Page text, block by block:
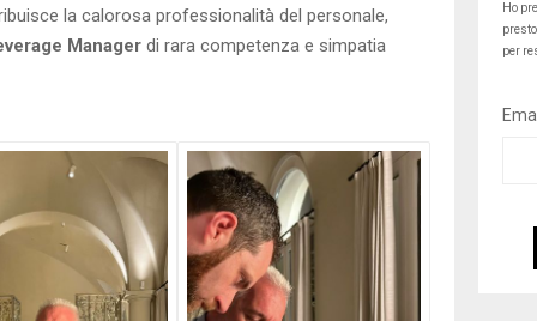
la calorosa professionalità del personale,
Manager di rara competenza e simpatia
Ho
per